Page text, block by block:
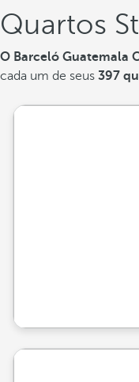
Quartos
O Barceló Guatemala
cada um de seus 397